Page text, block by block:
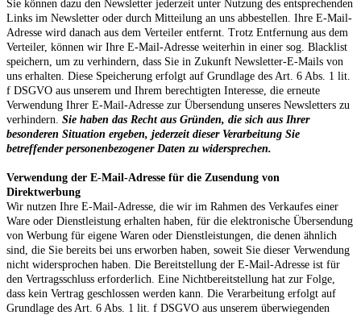
Sie können dazu den Newsletter jederzeit unter Nutzung des entsprechenden
Links im Newsletter oder durch Mitteilung an uns abbestellen. Ihre E-Mail-
Adresse wird danach aus dem Verteiler entfernt. Trotz Entfernung aus dem
Verteiler, können wir Ihre E-Mail-Adresse weiterhin in einer sog. Blacklist
speichern, um zu verhindern, dass Sie in Zukunft Newsletter-E-Mails von
uns erhalten. Diese Speicherung erfolgt auf Grundlage des Art. 6 Abs. 1 lit.
f DSGVO aus unserem und Ihrem berechtigten Interesse, die erneute
Verwendung Ihrer E-Mail-Adresse zur Übersendung unseres Newsletters zu
verhindern. Sie haben das Recht aus Gründen, die sich aus Ihrer
besonderen Situation ergeben, jederzeit dieser Verarbeitung Sie
betreffender personenbezogener Daten zu widersprechen.
Verwendung der E-Mail-Adresse für die Zusendung von
Direktwerbung
Wir nutzen Ihre E-Mail-Adresse, die wir im Rahmen des Verkaufes einer
Ware oder Dienstleistung erhalten haben, für die elektronische Übersendung
von Werbung für eigene Waren oder Dienstleistungen, die denen ähnlich
sind, die Sie bereits bei uns erworben haben, soweit Sie dieser Verwendung
nicht widersprochen haben. Die Bereitstellung der E-Mail-Adresse ist für
den Vertragsschluss erforderlich. Eine Nichtbereitstellung hat zur Folge,
dass kein Vertrag geschlossen werden kann. Die Verarbeitung erfolgt auf
Grundlage des Art. 6 Abs. 1 lit. f DSGVO aus unserem überwiegenden